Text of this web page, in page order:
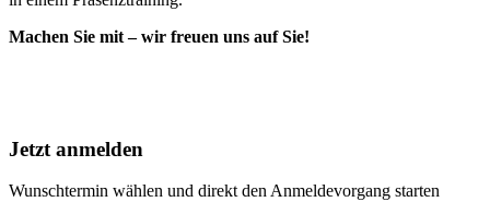
Machen Sie mit – wir freuen uns auf Sie!
Jetzt anmelden
Wunschtermin wählen und direkt den Anmeldevorgang starten